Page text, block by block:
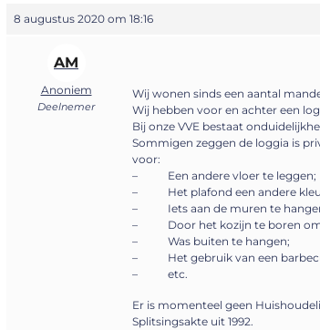
8 augustus 2020 om 18:16
AM
Anoniem
Deelnemer
Wij wonen sinds een aantal
Wij hebben voor en achter een
Bij onze VVE bestaat
Sommigen zeggen de loggia is
voor:
– Een andere vloer te leggen;
– Het plafond een andere
– Iets aan de muren te
– Door het kozijn te boren om
– Was buiten te hangen;
– Het gebruik van een
– etc.
Er is momenteel geen
Splitsingsakte uit 1992.